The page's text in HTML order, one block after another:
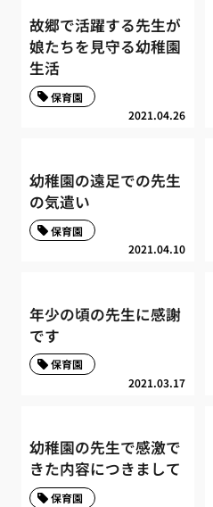
故郷で活躍する先生が
娘たちを見守る幼稚園
生活
2021.04.26
保育園
幼稚園の遠足での先生
の気遣い
2021.04.10
保育園
年少の頃の先生に感謝
です
2021.03.17
保育園
幼稚園の先生で感激で
きた内容につきまして
保育園